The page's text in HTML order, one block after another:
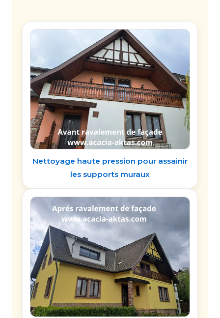
Nettoyage haute pression pour assainir
les supports muraux